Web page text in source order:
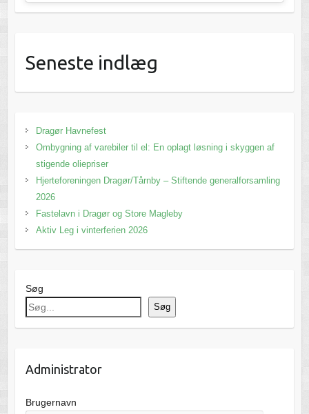
Seneste indlæg
Dragør Havnefest
Ombygning af varebiler til el: En oplagt løsning i skyggen af
stigende oliepriser
Hjerteforeningen Dragør/Tårnby – Stiftende generalforsamling
2026
Fastelavn i Dragør og Store Magleby
Aktiv Leg i vinterferien 2026
Søg
Søg
Administrator
Brugernavn